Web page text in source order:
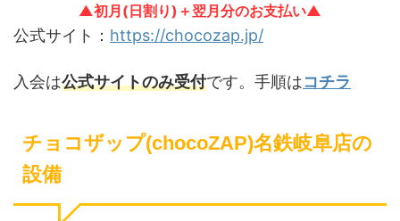
▲初月(日割り)＋翌月分のお支払い▲
公式サイト： https://chocozap.jp/
入会は公式サイトのみ受付です。手順はコチラ
チョコザップ(chocoZAP)名鉄岐阜店の
設備